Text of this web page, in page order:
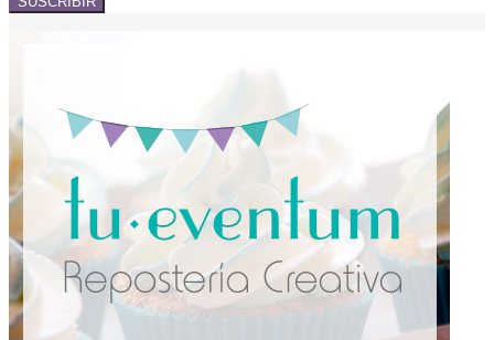
electrónico